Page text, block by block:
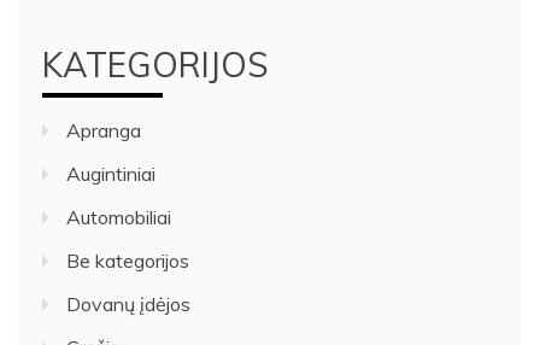
KATEGORIJOS
Apranga
Augintiniai
Automobiliai
Be kategorijos
Dovanų įdėjos